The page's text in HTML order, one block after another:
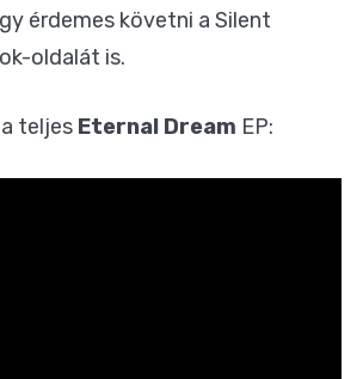
érdemes követni a Silent
oldalát is.
teljes Eternal Dream EP: